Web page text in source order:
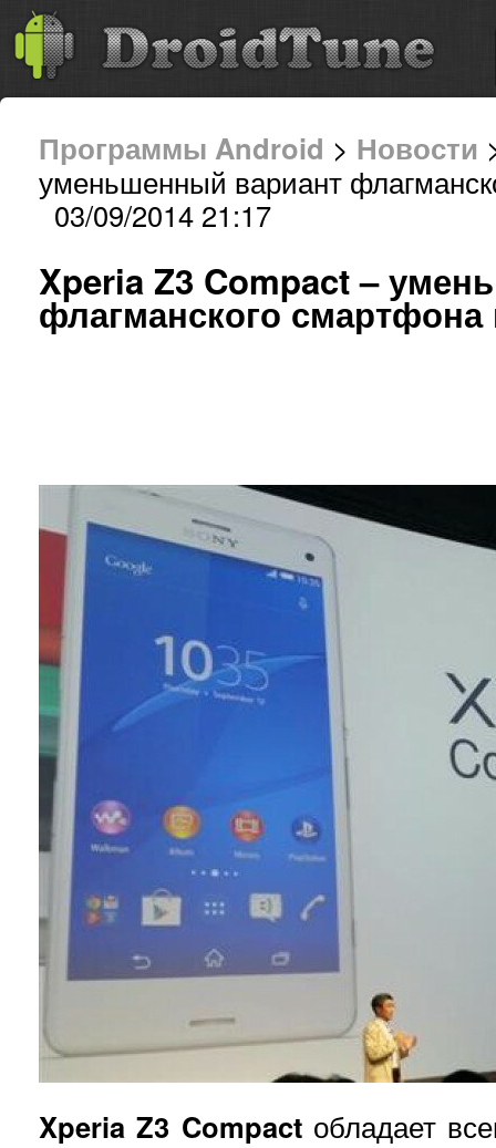
Программы Android > Новости
уменьшенный вариант
03/09/2014 21:17
Xperia Z3 Compact –
флагманского
Xperia Z3 Compactобладает